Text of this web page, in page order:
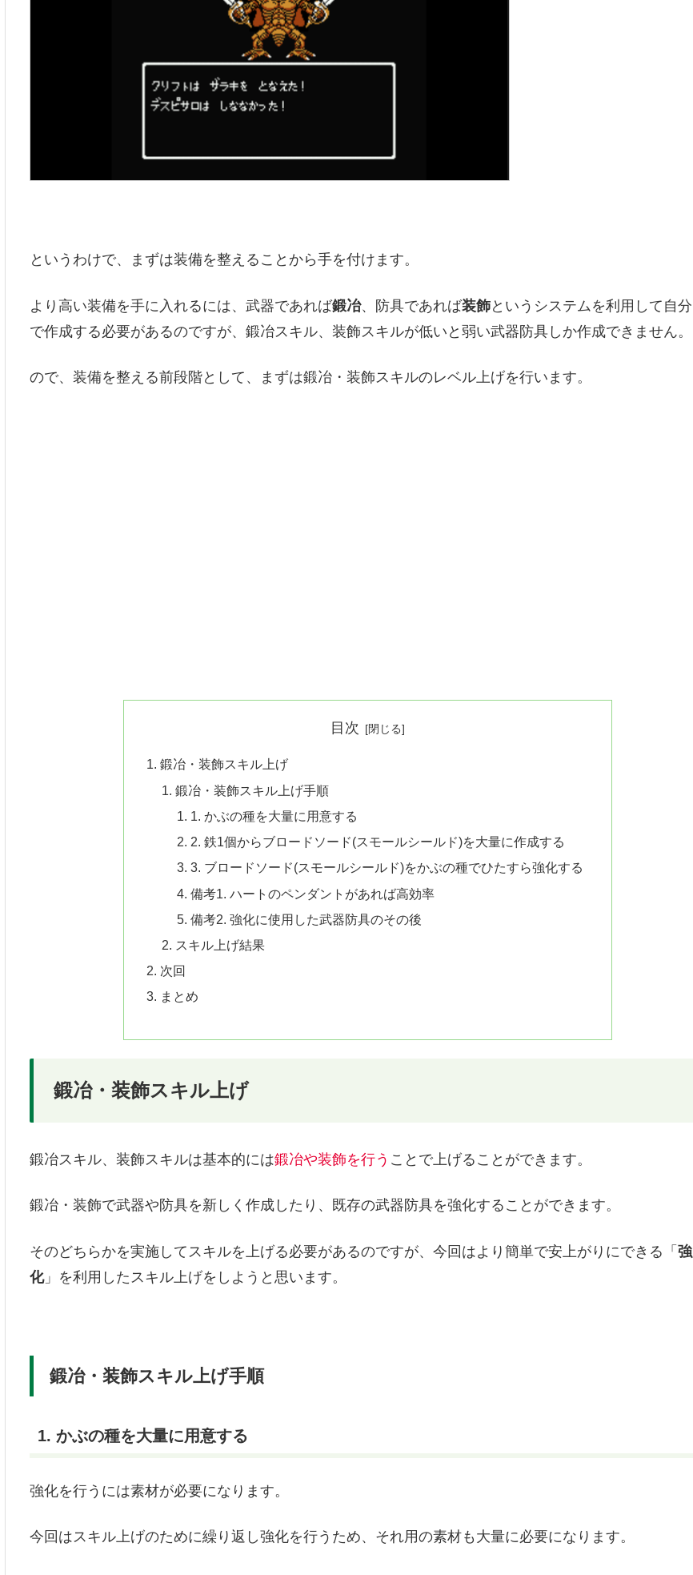
というわけで、まずは装備を整えることから手を付けます。
より高い装備を手に入れるには、武器であれば鍛冶、防具であれば装飾というシステムを利用して自分
で作成する必要があるのですが、鍛冶スキル、装飾スキルが低いと弱い武器防具しか作成できません。
ので、装備を整える前段階として、まずは鍛冶・装飾スキルのレベル上げを行います。
目次
鍛冶・装飾スキル上げ
鍛冶・装飾スキル上げ手順
1. かぶの種を大量に用意する
2. 鉄1個からブロードソード(スモールシールド)を大量に作成する
3. ブロードソード(スモールシールド)をかぶの種でひたすら強化する
備考1. ハートのペンダントがあれば高効率
備考2. 強化に使用した武器防具のその後
スキル上げ結果
次回
まとめ
鍛冶・装飾スキル上げ
鍛冶スキル、装飾スキルは基本的には鍛冶や装飾を行う ことで上げることができます。
鍛冶・装飾で武器や防具を新しく作成したり、既存の武器防具を強化することができます。
そのどちらかを実施してスキルを上げる必要があるのですが、今回はより簡単で安上がりにできる「 強
化」を利用したスキル上げをしようと思います。
鍛冶・装飾スキル上げ手順
1. かぶの種を大量に用意する
強化を行うには素材が必要になります。
今回はスキル上げのために繰り返し強化を行うため、それ用の素材も大量に必要になります。